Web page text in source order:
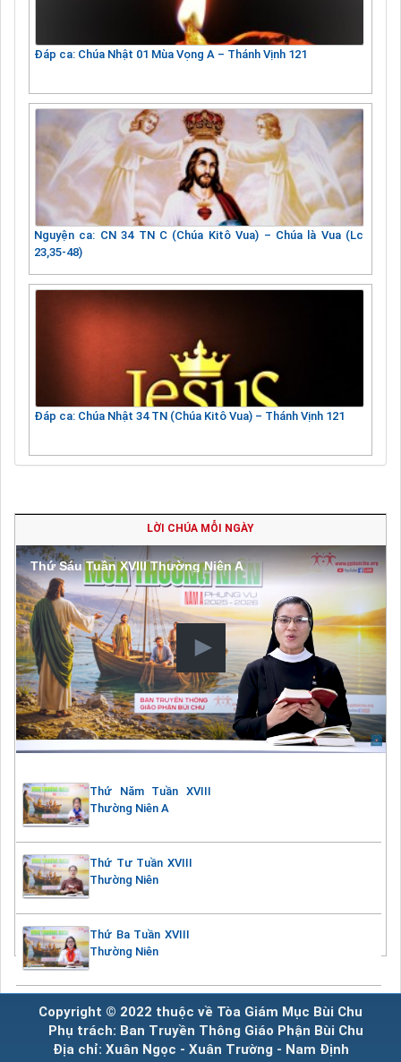
Đáp ca: Chúa Nhật 01 Mùa Vọng A – Thánh Vịnh 121
Nguyện ca: CN 34 TN C (Chúa Kitô Vua) – Chúa là Vua (Lc
23,35-48)
Đáp ca: Chúa Nhật 34 TN (Chúa Kitô Vua) – Thánh Vịnh 121
LỜI CHÚA MỖI NGÀY
Thứ Sáu Tuần XVIII Thường Niên A
Thứ Năm Tuần XVIII
Thường Niên A
Thứ Tư Tuần XVIII
Thường Niên
Thứ Ba Tuần XVIII
Thường Niên
Copyright © 2022 thuộc về Tòa Giám Mục Bùi Chu
Phụ trách: Ban Truyền Thông Giáo Phận Bùi Chu
Địa chỉ: Xuân Ngọc - Xuân Trường - Nam Định